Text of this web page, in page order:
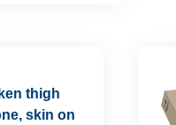
thigh
skin on